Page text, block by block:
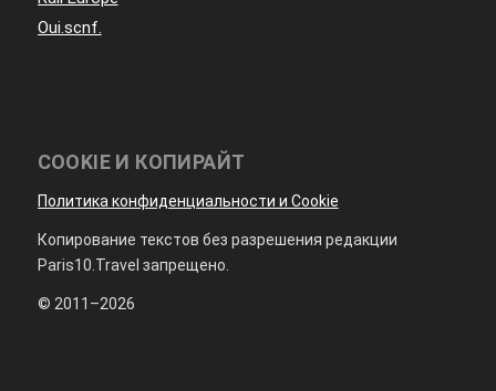
Oui.scnf.
COOKIE И КОПИРАЙТ
Политика конфиденциальности и Cookie
Копирование текстов без разрешения редакции
Paris10.Travel запрещено.
© 2011–2026